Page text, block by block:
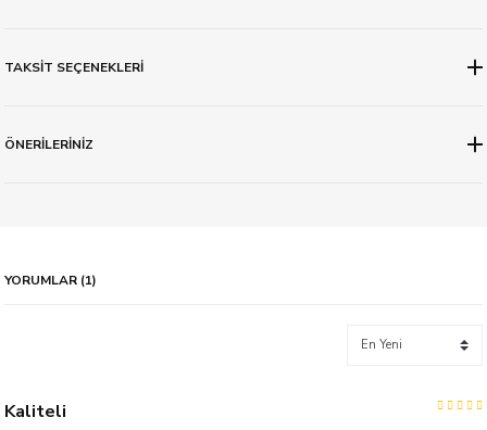
TAKSİT SEÇENEKLERİ
ÖNERİLERİNİZ
YORUMLAR (1)
Kaliteli